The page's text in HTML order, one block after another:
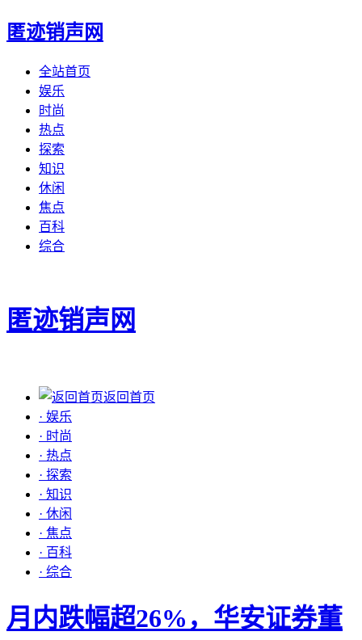
匿迹销声网
全站首页
娱乐
时尚
热点
探索
知识
休闲
焦点
百科
综合
匿迹销声网
返回首页
· 娱乐
· 时尚
· 热点
· 探索
· 知识
· 休闲
· 焦点
· 百科
· 综合
月内跌幅超26%，华安证券董